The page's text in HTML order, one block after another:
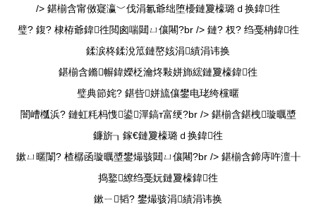
/> 鍖椾含甯傚寲瀛﹀伐涓氱爺绌堕櫌鏈夐檺璐ｄ换鍏徃
璧? 鍑? 棣栫爺鍏徃閲囪喘閮ㄩ儴闀?br /> 鏈? 杈? 绉戞柟鍏徃
鍒涙柊鍒涗笟鏈嶅姟涓績涓讳换
鍖椾含鏅幈鍏嬫柉瀹炵敤姘斾綋鏈夐檺鍏徃
璧典節姹? 鍖呰姘旈儴鐢电珯绔欓暱
闇嶆槬浜? 鏈虹粍杩愯鍙潬鎬т富绠?br /> 鍖椾含鍖栧璇曞墏
鐮旂┒鎵€鏈夐檺璐ｄ换鍏徃
鏉ㄩ暱闈? 楂樼函璇曞墏鐢熶骇閮ㄩ儴闀?br /> 鍖椾含鍗庤吘澶╂
捣鐜繚绉戞妧鏈夐檺鍏徃
鏉ㄧ韬? 鐢熶骇涓績涓讳换